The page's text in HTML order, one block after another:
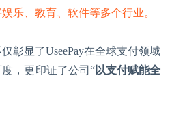
乐、教育、软件等多个行业。
彰显了UseePay在全球支付领域
，更印证了公司“以支付赋能全